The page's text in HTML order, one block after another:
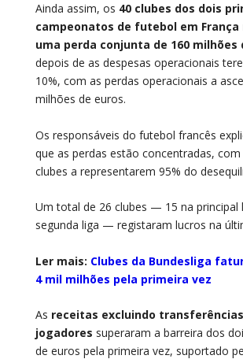
Ainda assim, os 40 clubes dos dois
campeonatos de futebol em
uma perda conjunta de 160 milhões
depois de as despesas operacionais
10%, com as perdas operacionais a
milhões de euros.
Os responsáveis do futebol francês
que as perdas estão concentradas,
clubes a representarem 95% do
Um total de 26 clubes — 15 na principal
segunda liga — registaram lucros na
Ler mais: Clubes da Bundesliga
4 mil milhões pela primeira vez
As receitas excluindo
jogadores superaram a barreira dos
de euros pela primeira vez, suportado